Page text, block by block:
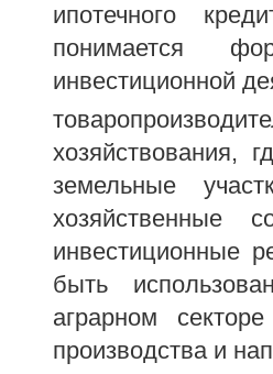
ипотечного
понимается
инвестиционной
хозяйствования,
земельные
хозяйственные
инвестиционные
быть
аграрном
производства и